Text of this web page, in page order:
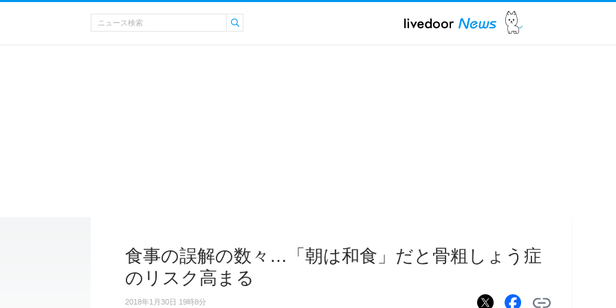
食事の誤解の数々…「朝は和食」だと骨粗しょう症
のリスク高まる
2018年1月30日 19時8分